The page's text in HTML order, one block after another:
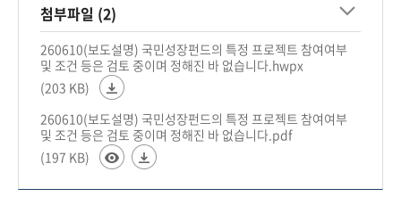
첨부파일 (2)
260610(보도설명) 국민성장펀드의 특정 프로젝트 참여여부
및 조건 등은 검토 중이며 정해진 바 없습니다.hwpx
(203 KB)
260610(보도설명) 국민성장펀드의 특정 프로젝트 참여여부
및 조건 등은 검토 중이며 정해진 바 없습니다.pdf
(197 KB)